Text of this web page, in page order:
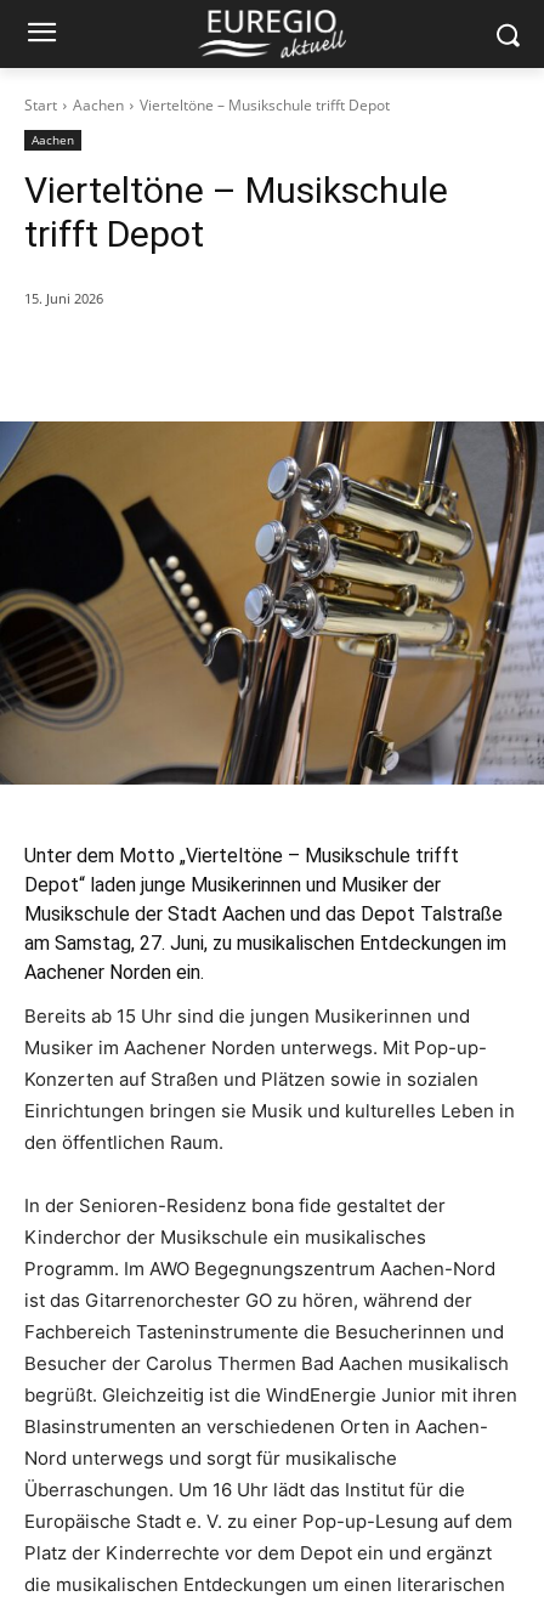
Start Aachen Vierteltöne – Musikschule trifft Depot
Aachen
Vierteltöne – Musikschule
trifft Depot
15. Juni 2026
Unter dem Motto „Vierteltöne – Musikschule trifft
Depot“ laden junge Musikerinnen und Musiker der
Musikschule der Stadt Aachen und das Depot Talstraße
am Samstag, 27. Juni, zu musikalischen Entdeckungen im
Aachener Norden ein.
Bereits ab 15 Uhr sind die jungen Musikerinnen und
Musiker im Aachener Norden unterwegs. Mit Pop-up-
Konzerten auf Straßen und Plätzen sowie in sozialen
Einrichtungen bringen sie Musik und kulturelles Leben in
den öffentlichen Raum.
In der Senioren-Residenz bona fide gestaltet der
Kinderchor der Musikschule ein musikalisches
Programm. Im AWO Begegnungszentrum Aachen-Nord
ist das Gitarrenorchester GO zu hören, während der
Fachbereich Tasteninstrumente die Besucherinnen und
Besucher der Carolus Thermen Bad Aachen musikalisch
begrüßt. Gleichzeitig ist die WindEnergie Junior mit ihren
Blasinstrumenten an verschiedenen Orten in Aachen-
Nord unterwegs und sorgt für musikalische
Überraschungen. Um 16 Uhr lädt das Institut für die
Europäische Stadt e. V. zu einer Pop-up-Lesung auf dem
Platz der Kinderrechte vor dem Depot ein und ergänzt
die musikalischen Entdeckungen um einen literarischen